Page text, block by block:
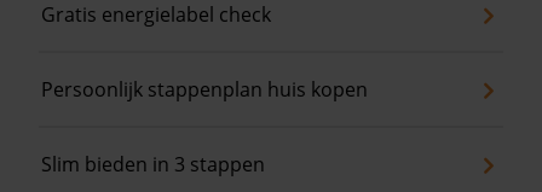
Gratis energielabel check
Persoonlijk stappenplan huis kopen
Slim bieden in 3 stappen